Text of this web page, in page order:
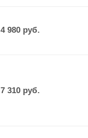
4 980руб.
7 310руб.